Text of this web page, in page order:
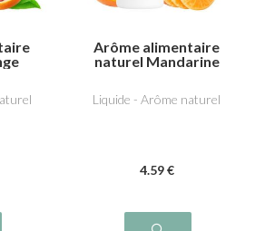
Arôme alimentaire
naturel Mandarine
Liquide - Arôme naturel
4.59 €